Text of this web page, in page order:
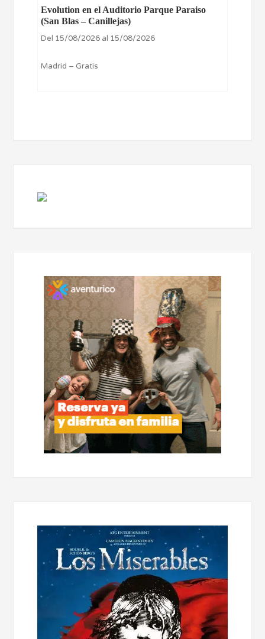
Evolution en el Auditorio Parque Paraiso
(San Blas – Canillejas)
Del 15/08/2026 al 15/08/2026
Madrid – Gratis